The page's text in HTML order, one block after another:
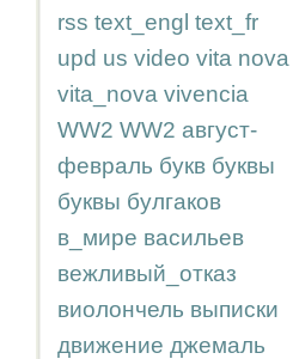
rss text_engl text_fr
upd us video vita nova
vita_nova vivencia
WW2 WW2 август-
февраль букв буквы
буквы булгаков
в_мире васильев
вежливый_отказ
виолончель выписки
движение джемаль